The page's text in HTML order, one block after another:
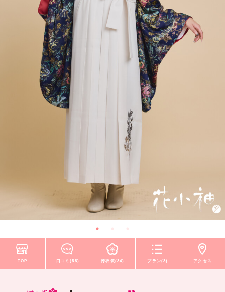
TOP 口コミ(58) 袴衣装(34) プラン(3) アクセス